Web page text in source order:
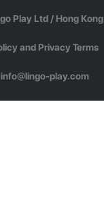
Play Ltd / Hong Kong
and Privacy Terms
info@lingo-play.com